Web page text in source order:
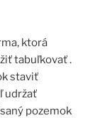
ktorá
tabuľkovať .
staviť
udržať
pozemok